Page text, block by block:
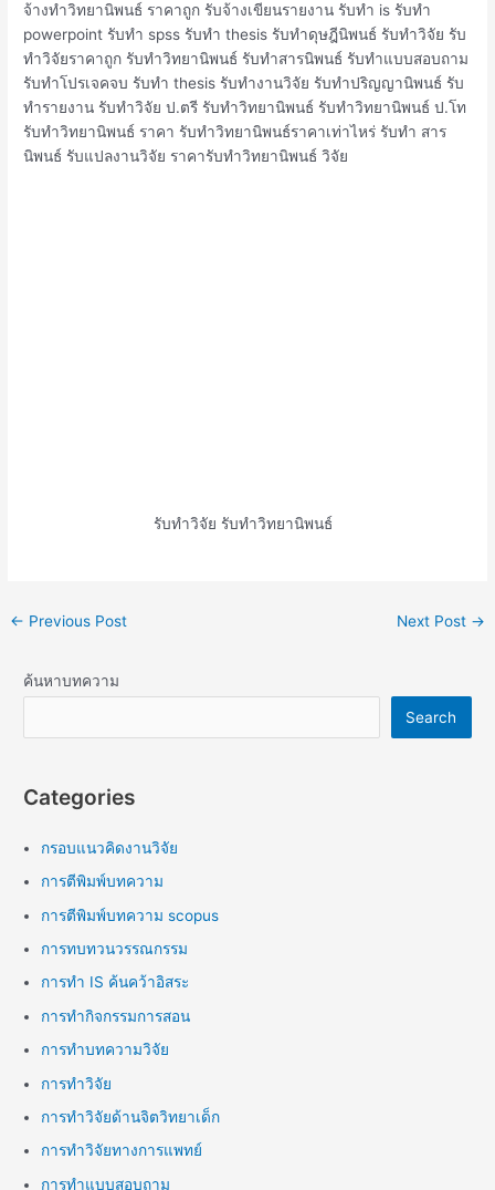
จ้างทําวิทยานิพนธ์ ราคาถูก รับจ้างเขียนรายงาน รับทำ is รับทำ
powerpoint รับทำ spss รับทำ thesis รับทำดุษฎีนิพนธ์ รับทำวิจัย รับ
ทำวิจัยราคาถูก รับทำวิทยานิพนธ์ รับทำสารนิพนธ์ รับทำแบบสอบถาม
รับทำโปรเจคจบ รับทํา thesis รับทํางานวิจัย รับทําปริญญานิพนธ์ รับ
ทํารายงาน รับทําวิจัย ป.ตรี รับทําวิทยานิพนธ์ รับทําวิทยานิพนธ์ ป.โท
รับทําวิทยานิพนธ์ ราคา รับทําวิทยานิพนธ์ราคาเท่าไหร่ รับทํา สาร
นิพนธ์ รับแปลงานวิจัย ราคารับทำวิทยานิพนธ์ วิจัย
รับทำวิจัย รับทำวิทยานิพนธ์
← Previous Post Next Post →
ค้นหาบทความ
Search
Categories
กรอบแนวคิดงานวิจัย
การตีพิมพ์บทความ
การตีพิมพ์บทความ scopus
การทบทวนวรรณกรรม
การทำ IS ค้นคว้าอิสระ
การทำกิจกรรมการสอน
การทำบทความวิจัย
การทำวิจัย
การทำวิจัยด้านจิตวิทยาเด็ก
การทำวิจัยทางการแพทย์
การทำแบบสอบถาม